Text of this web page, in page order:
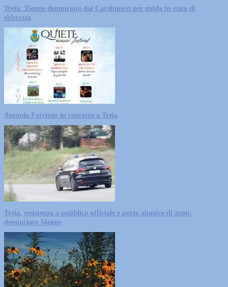
Treia, 35enne denunciato dai Carabinieri per guida in stato di
ebbrezza
Antonio Forcione in concerto a Treia
Treia, resistenza a pubblico ufficiale e porto abusivo di armi:
denunciato 34enne